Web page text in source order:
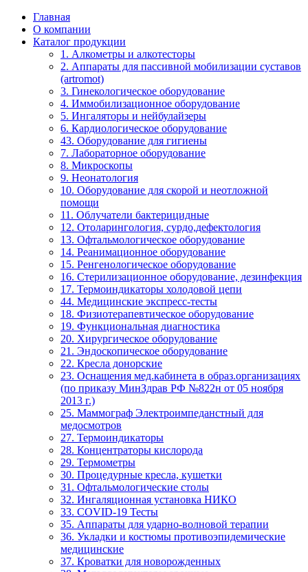
Главная
О компании
Каталог продукции
1. Алкометры и алкотесторы
2. Аппараты для пассивной мобилизации суставов
(artromot)
3. Гинекологическое оборудование
4. Иммобилизационное оборудование
5. Ингаляторы и нейбулайзеры
6. Кардиологическое оборудование
43. Оборудование для гигиены
7. Лабораторное оборудование
8. Микроскопы
9. Неонатология
10. Оборудование для скорой и неотложной
помощи
11. Облучатели бактерицидные
12. Отоларингология, сурдо,дефектология
13. Офтальмологическое оборудование
14. Реанимационное оборудование
15. Ренгенологическое оборудование
16. Стерилизационное оборудование, дезинфекция
17. Термоиндикаторы холодовой цепи
44. Медицинские экспресс-тесты
18. Физиотерапевтическое оборудование
19. Функциональная диагностика
20. Хирургическое оборудование
21. Эндоскопическое оборудование
22. Кресла донорские
23. Оснащения мед.кабинета в образ.организациях
(по приказу МинЗдрав РФ №822н от 05 ноября
2013 г.)
25. Маммограф Электроимпеданстный для
медосмотров
27. Термоиндикаторы
28. Концентраторы кислорода
29. Термометры
30. Процедурные кресла, кушетки
31. Офтальмологические столы
32. Ингаляционная установка НИКО
33. COVID-19 Тесты
35. Аппараты для ударно-волновой терапии
36. Укладки и костюмы противоэпидемические
медицинские
37. Кроватки для новорожденных